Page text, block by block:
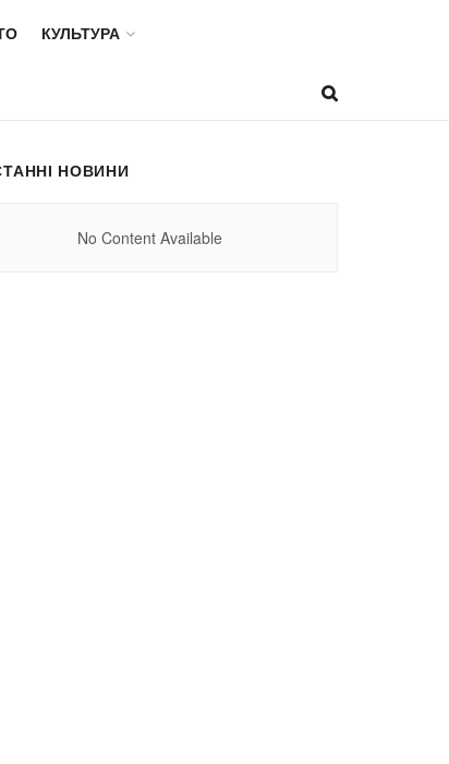
КУЛЬТУРА
НОВИНИ
No Content Available